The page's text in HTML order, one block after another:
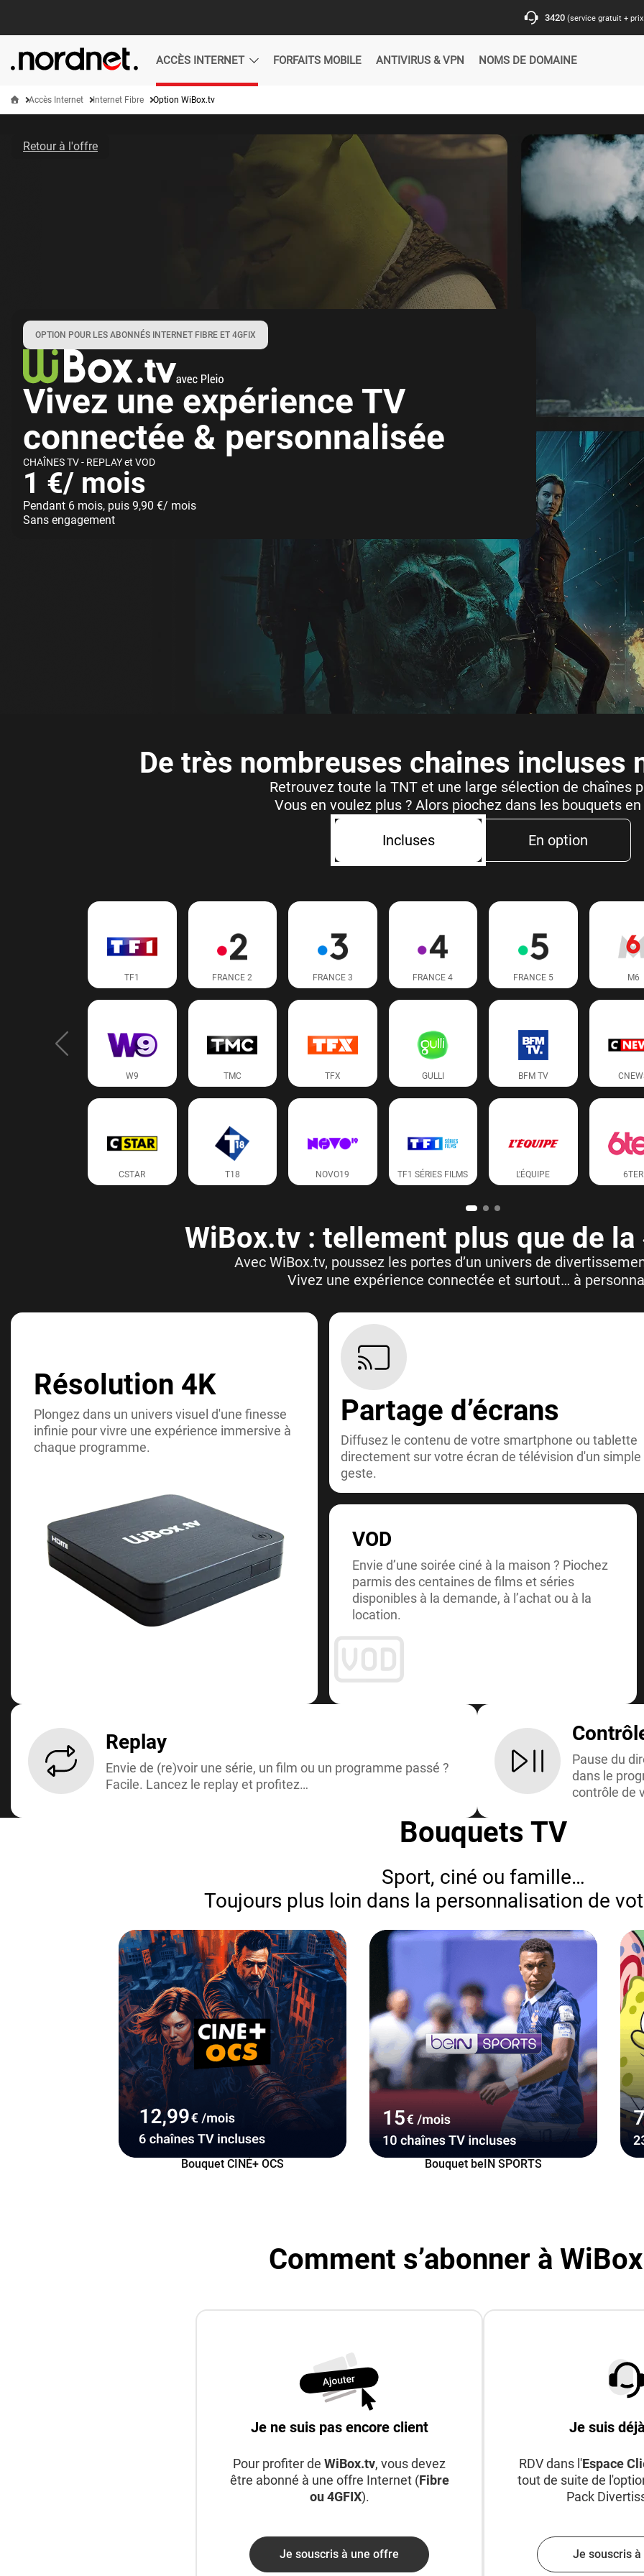
principal
Nordnet
Accès Internet Internet Fibre Option WiBox.tv
Retour à l'offre
OPTION POUR LES ABONNÉS INTERNET FIBRE ET 4GFIX
Avec WiBox.tv, >
Vivez une expérience TV
connectée & personnalisée
CHAÎNES TV - REPLAY et VOD
1 €/ mois
Pendant 6 mois, puis 9,90 €/ mois
Sans engagement
De très nombreuses chaines incluses
Retrouvez toute la TNT et une large sélection de chaînes
Vous en voulez plus ? Alors piochez dans les bouquets
Incluses En option
TF1 FRANCE 2 FRANCE 3 FRANCE 4 FRANCE 5 M6
W9 TMC TFX GULLI BFM TV
CSTAR T18 NOVO19 TF1 SÉRIES FILMS L'ÉQUIPE 6TER
WiBox.tv : tellement plus que de la
Avec WiBox.tv, poussez les portes d’un univers de
Vivez une expérience connectée et surtout… à
Résolution 4K
Plongez dans un univers visuel d'une finesse
infinie pour vivre une expérience immersive à
chaque programme.
Partage d’écrans
Diffusez le contenu de votre smartphone ou tablette
directement sur votre écran de télévision d'un simple
geste.
VOD
Envie d’une soirée ciné à la maison ? Piochez
parmis des centaines de films et séries
disponibles à la demande, à l’achat ou à la
location.
Replay
Envie de (re)voir une série, un film ou un programme passé ?
Facile. Lancez le replay et profitez…
Pause du
dans le
contrôle de
Bouquets TV
Sport, ciné ou famille…
Toujours plus loin dans la personnalisation de
Bouquet CINÉ+ OCS Bouquet beIN SPORTS
Comment s’abonner à
Je ne suis pas encore client
Pour profiter de WiBox.tv, vous devez
être abonné à une offre Internet (Fibre
ou 4GFIX).
Je souscris à une offre
Je suis
RDV dans l'Espace
tout de suite de
Pack
Je souscris à